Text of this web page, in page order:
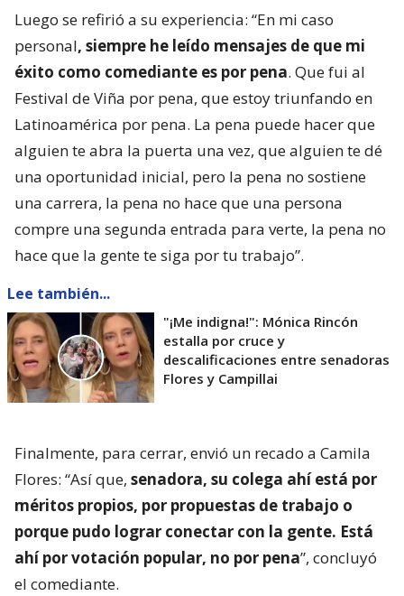
Luego se refirió a su experiencia: “En mi caso
personal, siempre he leído mensajes de que mi
éxito como comediante es por pena. Que fui al
Festival de Viña por pena, que estoy triunfando en
Latinoamérica por pena. La pena puede hacer que
alguien te abra la puerta una vez, que alguien te dé
una oportunidad inicial, pero la pena no sostiene
una carrera, la pena no hace que una persona
compre una segunda entrada para verte, la pena no
hace que la gente te siga por tu trabajo”.
Lee también...
"¡Me indigna!": Mónica Rincón
estalla por cruce y
descalificaciones entre senadoras
Flores y Campillai
Finalmente, para cerrar, envió un recado a Camila
Flores: “Así que, senadora, su colega ahí está por
méritos propios, por propuestas de trabajo o
porque pudo lograr conectar con la gente. Está
ahí por votación popular, no por pena”, concluyó
el comediante.